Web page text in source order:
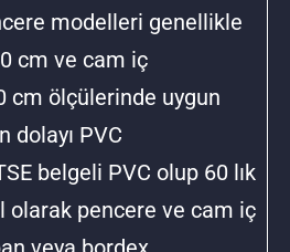
modelleri genellikle
cm ve cam iç
cm ölçülerinde uygun
dolayı PVC
belgeli PVC olup 60 lık
olarak pencere ve cam iç